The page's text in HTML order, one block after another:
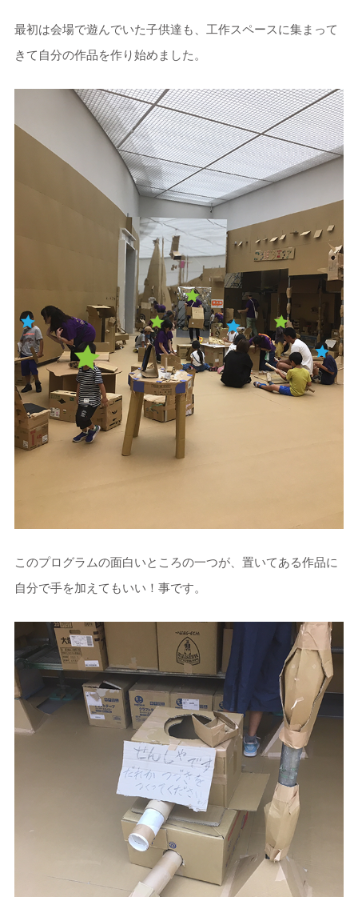
最初は会場で遊んでいた子供達も、工作スペースに集まって
きて自分の作品を作り始めました。
このプログラムの面白いところの一つが、置いてある作品に
自分で手を加えてもいい！事です。